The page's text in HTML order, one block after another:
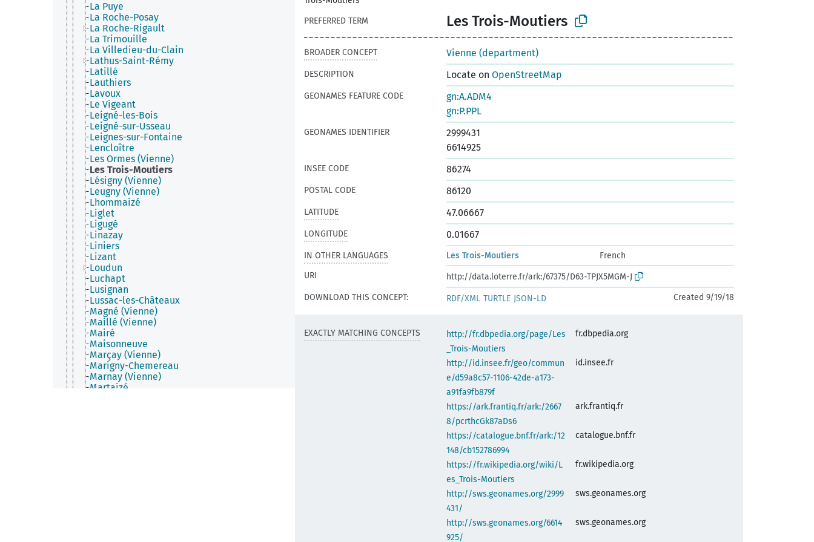
La Puye
La Roche-Posay
La Roche-Rigault
La Trimouille
La Villedieu-du-Clain
Lathus-Saint-Rémy
Latillé
Lauthiers
Lavoux
Le Vigeant
Leigné-les-Bois
Leigné-sur-Usseau
Leignes-sur-Fontaine
Lencloître
Les Ormes (Vienne)
Les Trois-Moutiers
Lésigny (Vienne)
Leugny (Vienne)
Lhommaizé
Liglet
Ligugé
Linazay
Liniers
Lizant
Loudun
Luchapt
Lusignan
Lussac-les-Châteaux
Magné (Vienne)
Maillé (Vienne)
Mairé
Maisonneuve
Marçay (Vienne)
Marigny-Chemereau
Marnay (Vienne)
Martaizé
PREFERRED TERM
Les Trois-Moutiers
BROADER CONCEPT Vienne (department)
DESCRIPTION Locate on OpenStreetMap
GEONAMES FEATURE CODE
gn:A.ADM4
gn:P.PPL
GEONAMES IDENTIFIER
2999431
6614925
INSEE CODE 86274
POSTAL CODE 86120
LATITUDE 47.06667
LONGITUDE 0.01667
IN OTHER LANGUAGES Les Trois-Moutiers
French
URI
http://data.loterre.fr/ark:/67375/D63-TPJX5MGM-J
DOWNLOAD THIS CONCEPT:
RDF/XML TURTLE JSON-LD Created 9/19/18
EXACTLY MATCHING CONCEPTS
http://fr.dbpedia.org/page/Les
_Trois-Moutiers
fr.dbpedia.org
http://id.insee.fr/geo/commun
e/d59a8c57-1106-42de-a173-
a91fa9fb879f
id.insee.fr
https://ark.frantiq.fr/ark:/2667
8/pcrthcGk87aDs6
ark.frantiq.fr
https://catalogue.bnf.fr/ark:/12
148/cb152786994
catalogue.bnf.fr
https://fr.wikipedia.org/wiki/L
es_Trois-Moutiers
fr.wikipedia.org
http://sws.geonames.org/2999
431/
sws.geonames.org
http://sws.geonames.org/6614
925/
sws.geonames.org